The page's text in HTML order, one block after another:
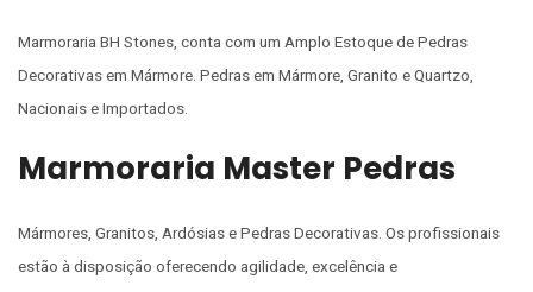
Marmoraria BH Stones, conta com um Amplo Estoque de Pedras
Decorativas em Mármore. Pedras em Mármore, Granito e Quartzo,
Nacionais e Importados.
Marmoraria Master Pedras
Mármores, Granitos, Ardósias e Pedras Decorativas. Os profissionais
estão à disposição oferecendo agilidade, excelência e